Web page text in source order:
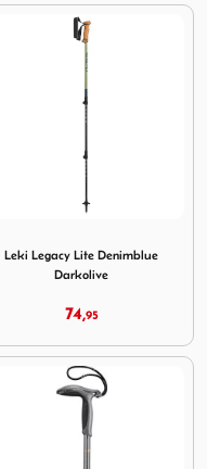
Leki Legacy Lite Denimblue
Darkolive
74,95